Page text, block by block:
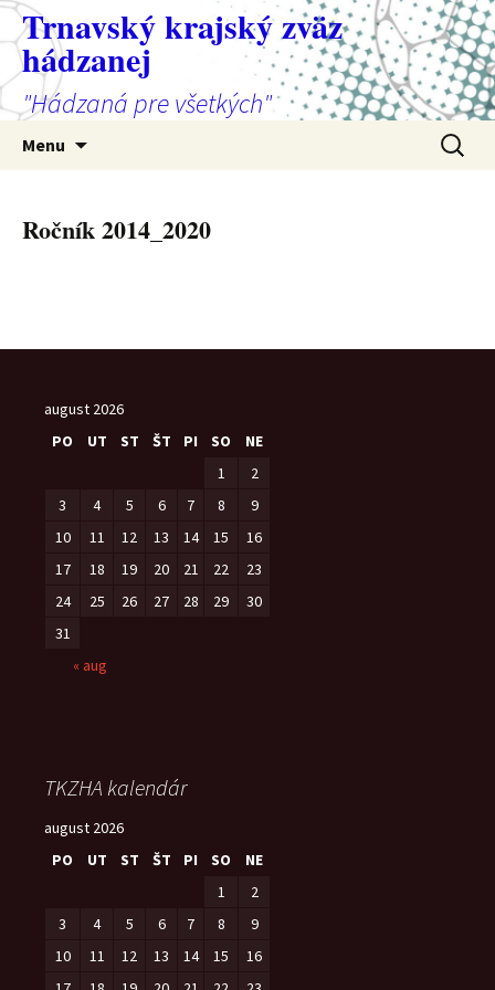
Preskočiť
na
obsah
Trnavský krajský zväz
hádzanej
"Hádzaná pre všetkých"
Menu Hľadať:
Ročník 2014_2020
august 2026
PO
UT ST ŠT PI SO
NE
1
2
3
4 5 6 7 8
9
10
11 12 13 14 15
16
17
18 19 20 21 22
23
24
25 26 27 28 29
30
31
« aug
TKZHA kalendár
august 2026
PO
UT ST ŠT PI SO
NE
1
2
3
4 5 6 7 8
9
10
11 12 13 14 15
16